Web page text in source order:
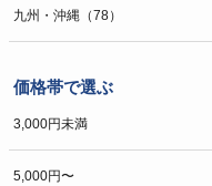
九州・沖縄（78）
価格帯で選ぶ
3,000円未満
5,000円〜